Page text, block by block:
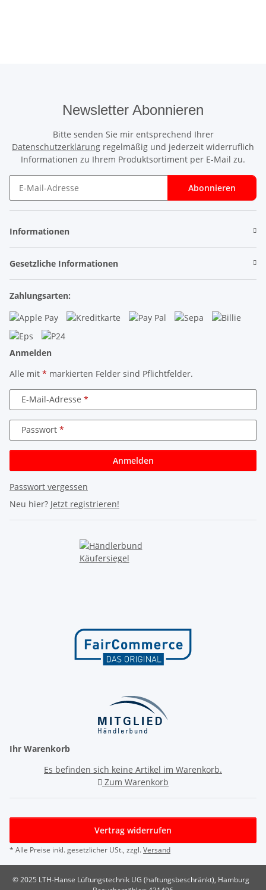
Newsletter Abonnieren
Bitte senden Sie mir entsprechend Ihrer
Datenschutzerklärung regelmäßig und jederzeit widerruflich
Informationen zu Ihrem Produktsortiment per E-Mail zu.
Abonnieren
Informationen
Gesetzliche Informationen
Zahlungsarten:
Anmelden
Alle mit * markierten Felder sind Pflichtfelder.
E-Mail-Adresse
Passwort
Anmelden
Passwort vergessen
Neu hier? Jetzt registrieren!
Ihr Warenkorb
Es befinden sich keine Artikel im Warenkorb.
Zum Warenkorb
Vertrag widerrufen
* Alle Preise inkl. gesetzlicher USt., zzgl.Versand
© 2025 LTH-Hanse Lüftungstechnik UG (haftungsbeschränkt), Hamburg